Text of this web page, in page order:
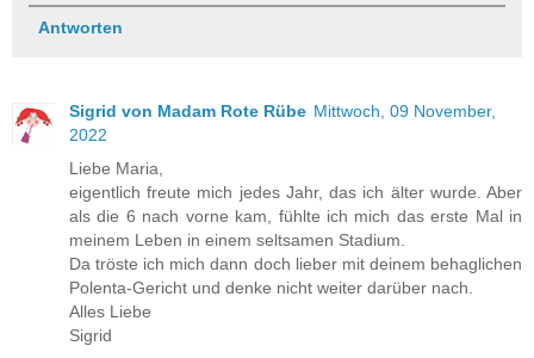
Antworten
Sigrid von Madam Rote Rübe Mittwoch, 09 November,
2022
Liebe Maria,
eigentlich freute mich jedes Jahr, das ich älter wurde. Aber
als die 6 nach vorne kam, fühlte ich mich das erste Mal in
meinem Leben in einem seltsamen Stadium.
Da tröste ich mich dann doch lieber mit deinem behaglichen
Polenta-Gericht und denke nicht weiter darüber nach.
Alles Liebe
Sigrid